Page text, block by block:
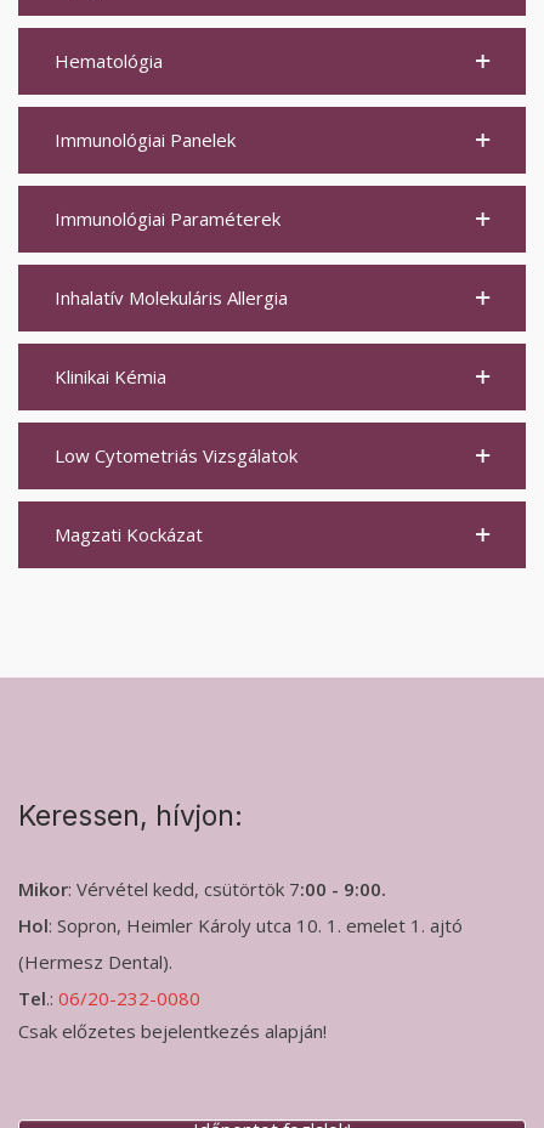
Hematológia
Immunológiai Panelek
Immunológiai Paraméterek
Inhalatív Molekuláris Allergia
Klinikai Kémia
Low Cytometriás Vizsgálatok
Magzati Kockázat
Keressen, hívjon:
Mikor: Vérvétel kedd, csütörtök 7:00 - 9:00.
Hol: Sopron, Heimler Károly utca 10. 1. emelet 1. ajtó
(Hermesz Dental).
Tel.: 06/20-232-0080
Csak előzetes bejelentkezés alapján!